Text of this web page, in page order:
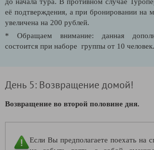
её подтверждения, а при бронировании на
увеличена на 200 рублей.
* Обращаем внимание: данная
состоится при наборе группы от 10 человек.
День 5: Возвращение домой!
Возвращение во второй половине дня.
Если Вы предполагаете поехать на